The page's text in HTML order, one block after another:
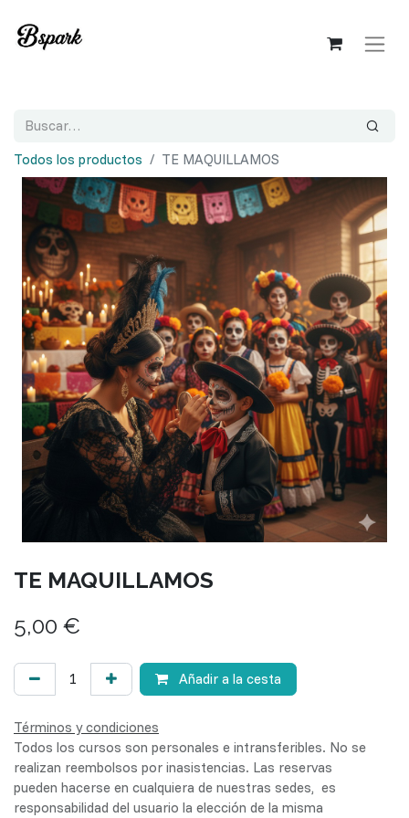
Todos los productos TE MAQUILLAMOS
TE MAQUILLAMOS
5,00 €
Añadir a la cesta
Términos y condiciones
Todos los cursos son personales e intransferibles. No se
realizan reembolsos por inasistencias. Las reservas
pueden hacerse en cualquiera de nuestras sedes, es
responsabilidad del usuario la elección de la misma